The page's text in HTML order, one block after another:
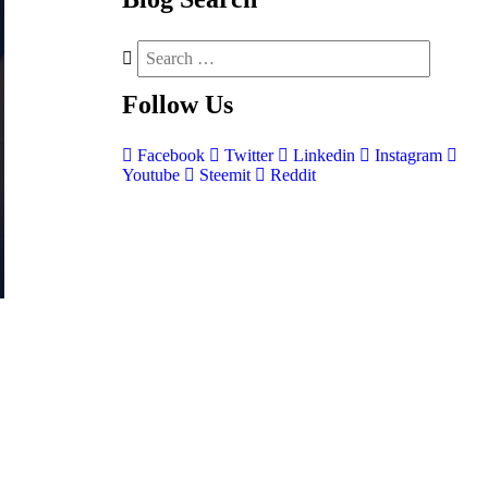
Follow Us
Facebook Twitter Linkedin
Instagram
Youtube
Steemit Reddit